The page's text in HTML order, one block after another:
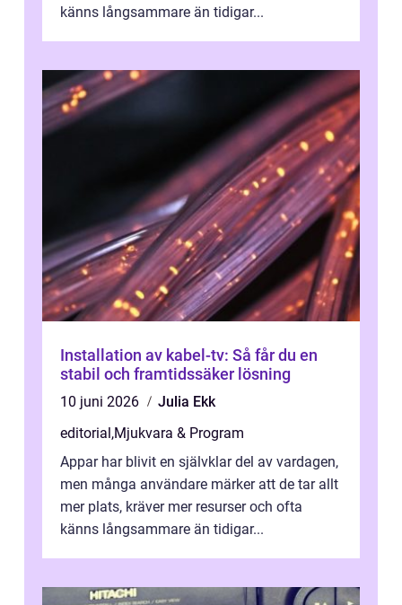
känns långsammare än tidigar...
Installation av kabel-tv: Så får du en
stabil och framtidssäker lösning
10 juni 2026
Julia Ekk
editorial ,Mjukvara & Program
Appar har blivit en självklar del av vardagen,
men många användare märker att de tar allt
mer plats, kräver mer resurser och ofta
känns långsammare än tidigar...